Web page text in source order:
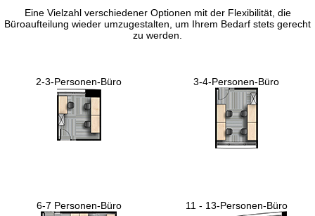
Eine Vielzahl verschiedener Optionen mit der Flexibilität, die
Büroaufteilung wieder umzugestalten, um Ihrem Bedarf stets gerecht
zu werden.
2-3-Personen-Büro 3-4-Personen-Büro
6-7 Personen-Büro 11 - 13-Personen-Büro